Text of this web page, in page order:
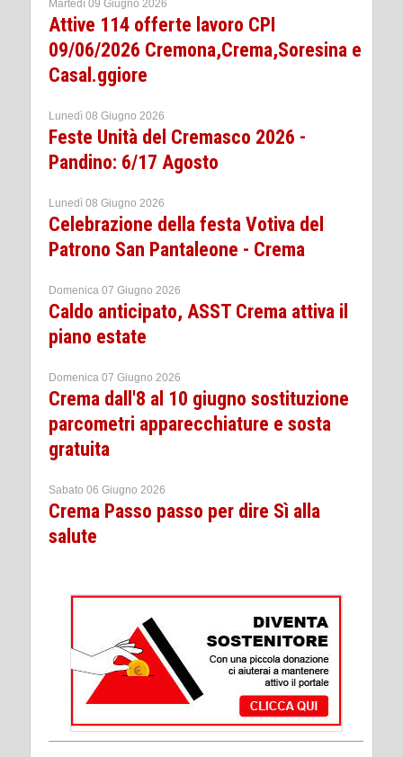
Martedì 09 Giugno 2026
Attive 114 offerte lavoro CPI
09/06/2026 Cremona,Crema,Soresina e
Casal.ggiore
Lunedì 08 Giugno 2026
Feste Unità del Cremasco 2026 -
Pandino: 6/17 Agosto
Lunedì 08 Giugno 2026
Celebrazione della festa Votiva del
Patrono San Pantaleone - Crema
Domenica 07 Giugno 2026
Caldo anticipato, ASST Crema attiva il
piano estate
Domenica 07 Giugno 2026
Crema dall'8 al 10 giugno sostituzione
parcometri apparecchiature e sosta
gratuita
Sabato 06 Giugno 2026
Crema Passo passo per dire Sì alla
salute